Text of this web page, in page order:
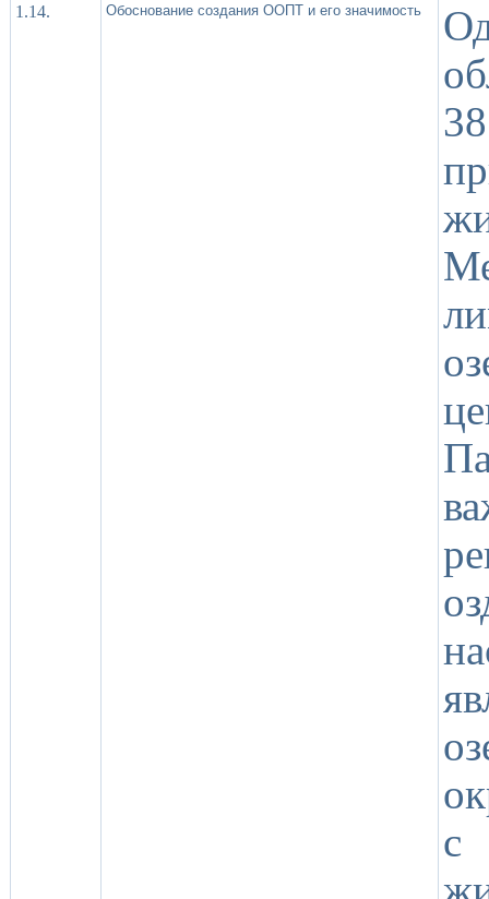
1.14. Обоснование создания ООПТ и его значимость
с